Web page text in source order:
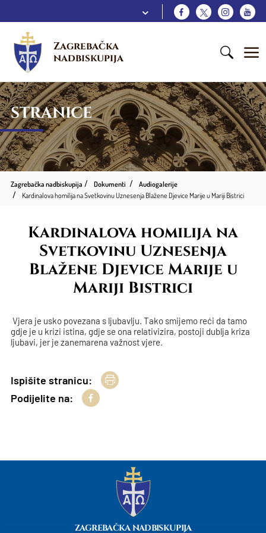
Zagrebačka
nadbiskupija
STRANICE
Zagrebačka nadbiskupija Dokumenti
Audiogalerije
Kardinalova homilija na Svetkovinu Uznesenja Blažene Djevice Marije u Mariji Bistrici
Kardinalova homilija na
Svetkovinu Uznesenja
Blažene Djevice Marije u
Mariji Bistrici
Vjera je usko povezana s ljubavlju. Tako smijemo reći da tamo
gdje je u krizi istina, gdje se ona relativizira, postoji dublja kriza
ljubavi, jer je zanemarena važnost vjere.
Ispišite stranicu:
Podijelite na:
ZAGREBAČKA NADBISKUPIJA